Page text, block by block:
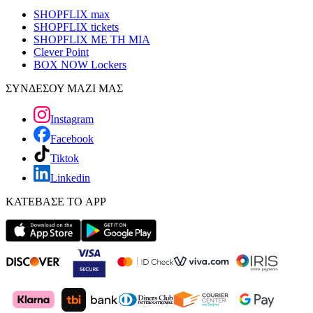
SHOPFLIX max
SHOPFLIX tickets
SHOPFLIX ΜΕ ΤΗ ΜΙΑ
Clever Point
BOX NOW Lockers
ΣΥΝΔΕΣΟΥ ΜΑΖΙ ΜΑΣ
Instagram
Facebook
Tiktok
Linkedin
ΚΑΤΕΒΑΣΕ ΤΟ APP